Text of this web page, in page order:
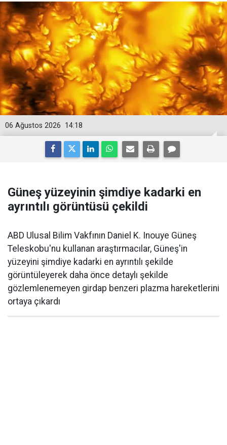
14:18
06 Ağustos 2026
Güneş yüzeyinin şimdiye kadarki en
ayrıntılı görüntüsü çekildi
ABD Ulusal Bilim Vakfının Daniel K. Inouye Güneş
Teleskobu'nu kullanan araştırmacılar, Güneş'in
yüzeyini şimdiye kadarki en ayrıntılı şekilde
görüntüleyerek daha önce detaylı şekilde
gözlemlenemeyen girdap benzeri plazma hareketlerini
ortaya çıkardı